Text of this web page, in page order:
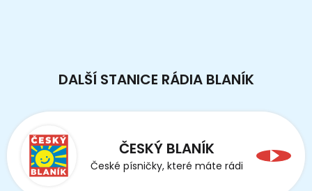
DALŠÍ STANICE RÁDIA BLANÍK
ČESKÝ BLANÍK
České písničky, které máte rádi